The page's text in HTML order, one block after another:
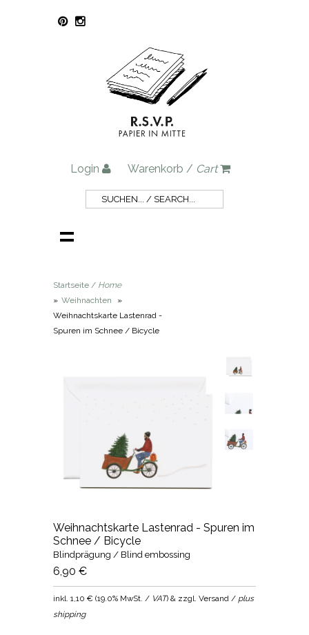
Login Warenkorb / Cart
Startseite / Home
» Weihnachten
»
Weihnachtskarte Lastenrad -
Spuren im Schnee / Bicycle
Weihnachtskarte Lastenrad - Spuren im
Schnee / Bicycle
Blindprägung / Blind embossing
6,90 €
inkl.1,10 € (19.0% MwSt. / VAT) & zzgl. Versand / plus
shipping